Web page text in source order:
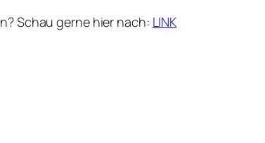
Schau gerne hier nach: LINK